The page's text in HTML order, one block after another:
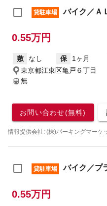
貸駐車場 バイク／Ａ
0.55万円
敷 なし 保 1ヶ月
東京都江東区亀戸６丁目
無
お問い合わせ(無料)
情報提供会社: (株)パーキングマーケ
貸駐車場 バイク／プ
0.55万円